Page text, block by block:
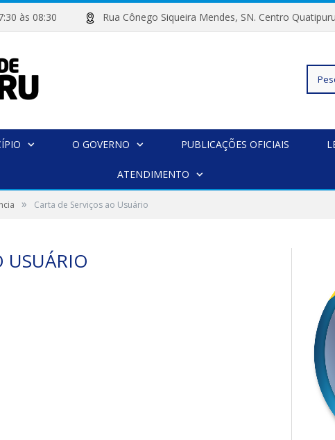
07:30 às 08:30 Rua Cônego Siqueira Mendes, SN. Centro
O GOVERNO PUBLICAÇÕES OFICIAIS
ATENDIMENTO
» Carta de Serviços ao Usuário
USUÁRIO